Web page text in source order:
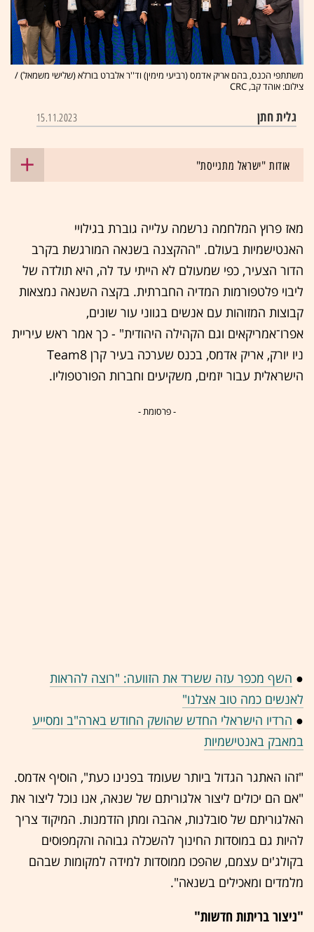
משתתפי הכנס, בהם אריק אדמס (רביעי מימין) וד''ר אלברט בורלא (שלישי משמאל) /
צילום: אוהד קב, CRC
גלית חתן 15.11.2023
אודות "ישראל מתגייסת"
מאז פרוץ המלחמה נרשמה עלייה גוברת בגילויי
האנטישמיות בעולם. "ההקצנה בשנאה המורגשת בקרב
הדור הצעיר, כפי שמעולם לא הייתי עד לה, היא תולדה של
ליבוי פלטפורמות המדיה החברתית. בקצה השנאה נמצאות
קבוצות המזוהות עם אנשים בגווני עור שונים,
אפרו־אמריקאים וגם הקהילה היהודית" - כך אמר ראש עיריית
ניו יורק, אריק אדמס, בכנס שערכה בעיר קרן Team8
הישראלית עבור יזמים, משקיעים וחברות הפורטפוליו.
- פרסומת -
● השף מכפר עזה ששרד את הזוועה: "רוצה להראות
לאנשים כמה טוב אצלנו"
● הרדיו הישראלי החדש שהושק החודש בארה"ב ומסייע
במאבק באנטישמיות
"זהו האתגר הגדול ביותר שעומד בפנינו כעת", הוסיף אדמס.
"אם הם יכולים ליצור אלגוריתם של שנאה, אנו נוכל ליצור את
האלגוריתם של סובלנות, אהבה ומתן הזדמנות. המיקוד צריך
להיות גם במוסדות החינוך להשכלה גבוהה והקמפוסים
בקולג'ים עצמם, שהפכו ממוסדות למידה למקומות שבהם
מלמדים ומאכילים בשנאה".
"ניצור בריתות חדשות"